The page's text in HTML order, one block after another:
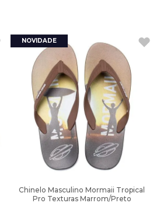
Chinelo Masculino Mormaii Tropical
Pro Texturas Marrom/Preto